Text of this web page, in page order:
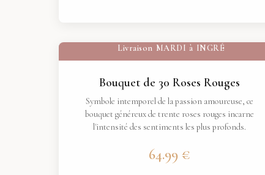
Livraison MARDI à INGRÉ
Bouquet de 30 Roses Rouges
Symbole intemporel de la passion amoureuse, ce
bouquet généreux de trente roses rouges incarne
l'intensité des sentiments les plus profonds.
64.99 €